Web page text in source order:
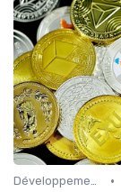
Développements futurs •